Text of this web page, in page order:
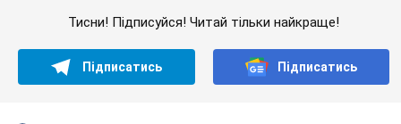
Тисни! Підписуйся! Читай тільки найкраще!
Підписатись Підписатись